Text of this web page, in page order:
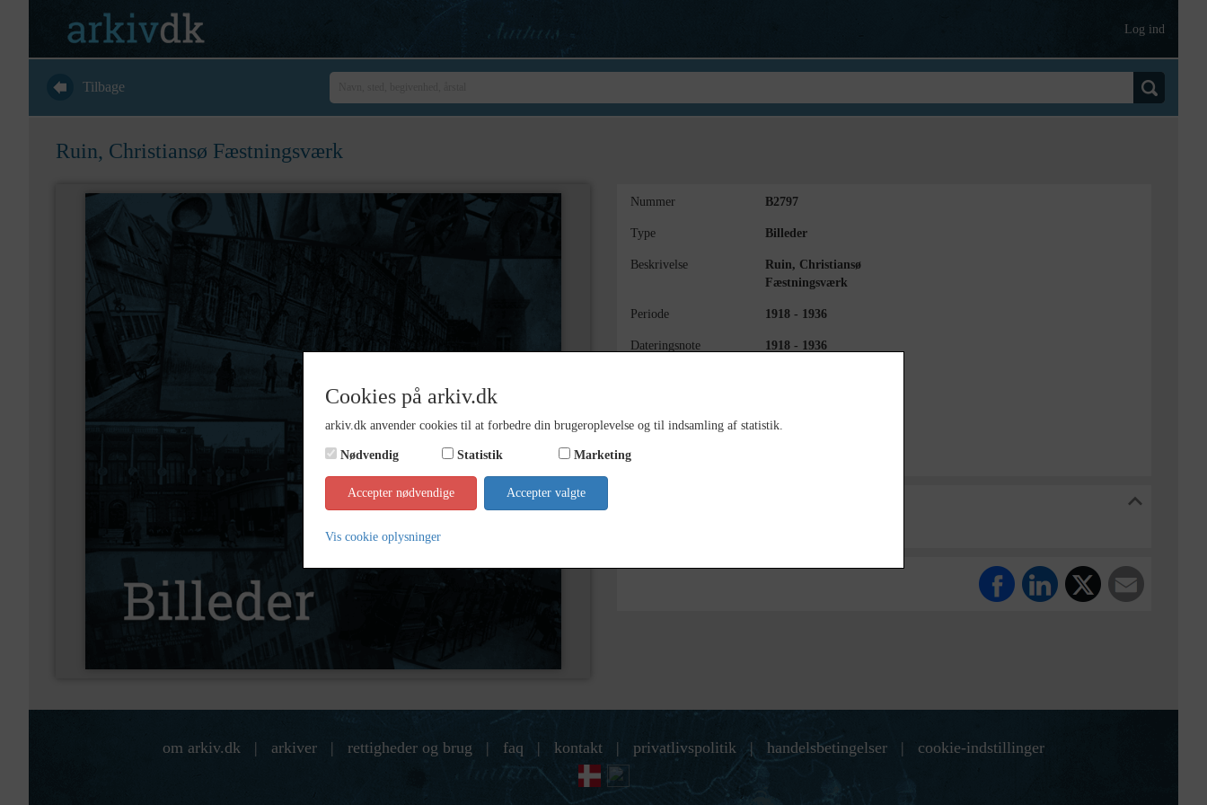
Log ind
Tilbage
Ruin, Christiansø Fæstningsværk
Nummer B2797
Type Billeder
Beskrivelse
Ruin, Christiansø
Fæstningsværk
Periode 1918 - 1936
Dateringsnote 1918 - 1936
om arkiv.dk | arkiver | rettigheder og brug | faq | kontakt | privatlivspolitik | handelsbetingelser | cookie-indstillinger
Cookies på arkiv.dk
arkiv.dk anvender cookies til at forbedre din brugeroplevelse og til indsamling af statistik.
Nødvendig Statistik Marketing
Accepter nødvendige Accepter valgte
Vis cookie oplysninger